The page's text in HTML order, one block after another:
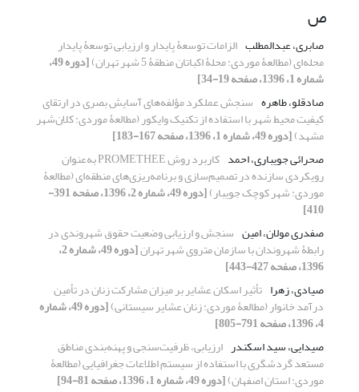
ص
صابری، عبدالمطلب الزامات توسعۀ پایدار و ارزیابی توسعۀ پایدار
محله‌ای (مطالعۀ موردی: محلۀ اکباتان منطقۀ 5 شهر تهران) [دوره 49،
شماره 1، 1396، صفحه 19-34]
صادقلو، طاهره سنجش عملکرد مؤلفه‌های آسایش بصری در ارتقای
کیفیت محیط شهر با استفاده از تکنیک وایکور (مطالعۀ موردی: کلان‌شهر
مشهد)[دوره 49، شماره 1، 1396، صفحه 167-183]
صحرائی جویباری، احمد
کاربرد روش PROMETHEE به‌عنوان
رویکردی سازنده در تصمیم‌سازی و برنامه‌ریزی‌های منطقه‌ای (مطالعۀ
موردی: شهر کوچک جویبار) [دوره 49، شماره 2، 1396، صفحه 391-
410]
صفدری مولان، امین سنجش و ارزیابی وضعیت حقوق شهروندی در
رابطۀ شهروندان با سازمان متروی شهر تهران [دوره 49، شماره 2،
1396، صفحه 427-443]
صیادی، زهرا تأثیر اسکان عشایر بر میزان مشارکت زنان در تأمین
درآمد خانوار (مطالعۀ موردی: زنان عشایر سیستانی) [دوره 49، شماره
4، 1396، صفحه 791-805]
صیدایی، سید اسکندر ارزیابی، ظرفیت‌سنجی و پهنه‌بندی مناطق
مستعد گردشگری با استفاده از سیستم اطلاعات جغرافیایی (مطالعۀ
موردی: استان اصفهان)[دوره 49، شماره 1، 1396، صفحه 81-94]